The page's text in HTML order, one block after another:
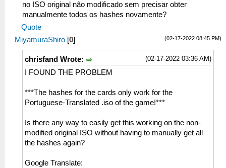
no ISO original não modificado sem precisar obter
manualmente todos os hashes novamente?
Quote
(02-17-2022 08:45 PM)
MiyamuraShiro [0]
(02-17-2022 03:36 AM)
chrisfand Wrote:
I FOUND THE PROBLEM
***The hashes for the cards only work for the
Portuguese-Translated .iso of the game!***
Is there any way to easily get this working on the non-
modified original ISO without having to manually get all
the hashes again?
Google Translate: